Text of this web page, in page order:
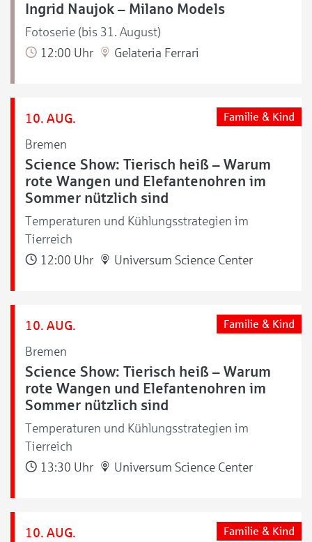
Ingrid Naujok – Milano Models
Fotoserie (bis 31. August)
12:00 Uhr
Gelateria Ferrari
10. AUG.
Bremen
Familie & Kind
Science Show: Tierisch heiß – Warum
rote Wangen und Elefantenohren im
Sommer nützlich sind
Temperaturen und Kühlungsstrategien im
Tierreich
12:00 Uhr
Universum Science Center
10. AUG.
Bremen
Familie & Kind
Science Show: Tierisch heiß – Warum
rote Wangen und Elefantenohren im
Sommer nützlich sind
Temperaturen und Kühlungsstrategien im
Tierreich
13:30 Uhr
Universum Science Center
10. AUG. Familie & Kind